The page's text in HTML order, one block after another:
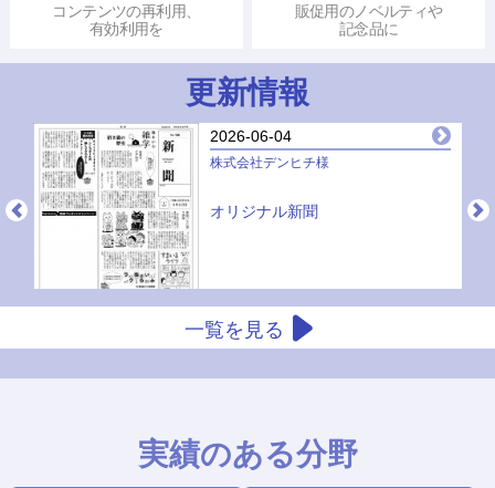
コンテンツの再利用、
有効利用を
販促用のノベルティや
記念品に
更新情報
2026-06-04
株式会社デンヒチ様
オリジナル新聞
一覧を見る
実績のある分野